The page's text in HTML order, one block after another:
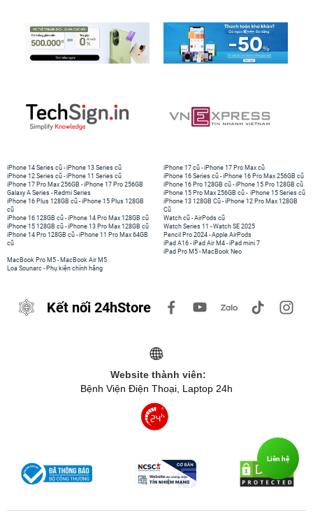
iPhone 14 Series cũ -iPhone 13 Series cũ
iPhone 12 Series cũ -iPhone 11 Series cũ
iPhone 17 Pro Max 256GB -iPhone 17 Pro 256GB
Galaxy A Series - Redmi Series
iPhone 17 cũ -iPhone 17 Pro Max cũ
iPhone 16 Series cũ - iPhone 16 Pro Max 256GB cũ
iPhone 16 Pro 128GB cũ -iPhone 15 Pro 128GB cũ
iPhone 15 Pro Max 256GB cũ - iPhone 15 Series cũ
iPhone 16 Plus 128GB cũ -iPhone 15 Plus 128GB
cũ
iPhone 16 128GB cũ -iPhone 14 Pro Max 128GB cũ
iPhone 15 128GB cũ -iPhone 13 Pro Max 128GB cũ
iPhone 14 Pro 128GB cũ -iPhone 11 Pro Max 64GB
cũ
iPhone 13 128GB Cũ -iPhone 12 Pro Max 128GB
Cũ
Watch cũ -AirPods cũ
Watch Series 11 -Watch SE 2025
Pencil Pro 2024 -Apple AirPods
iPad A16 -iPad Air M4 -iPad mini 7
iPad Pro M5 - MacBook Neo
MacBook Pro M5 - MacBook Air M5
Loa Sounarc - Phụ kiện chính hãng
Kết nối 24hStore
Website thành viên:
Bệnh Viện Điện Thoại, Laptop 24h
Liên hệ